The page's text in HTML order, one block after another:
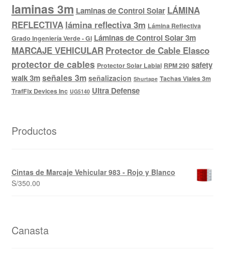
laminas 3m Laminas de Control Solar LÁMINA
REFLECTIVA lámina reflectiva 3m Lámina Reflectiva
Grado Ingeniería Verde - GI Láminas de Control Solar 3m
MARCAJE VEHICULAR Protector de Cable Elasco
protector de cables Protector Solar Labial RPM 290 safety
walk 3mseñales 3m señalizacion Shurtape Tachas Viales 3m
TrafFix Devices Inc UG5140 Ultra Defense
Productos
Cintas de Marcaje Vehicular 983 - Rojo y Blanco
S/350.00
Canasta